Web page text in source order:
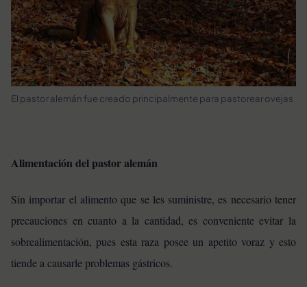
El pastor alemán fue creado principalmente para pastorear ovejas
Alimentación del pastor alemán
Sin importar el alimento que se les suministre, es necesario tener
precauciones en cuanto a la cantidad, es conveniente evitar la
sobrealimentación, pues esta raza posee un apetito voraz y esto
tiende a causarle problemas gástricos.